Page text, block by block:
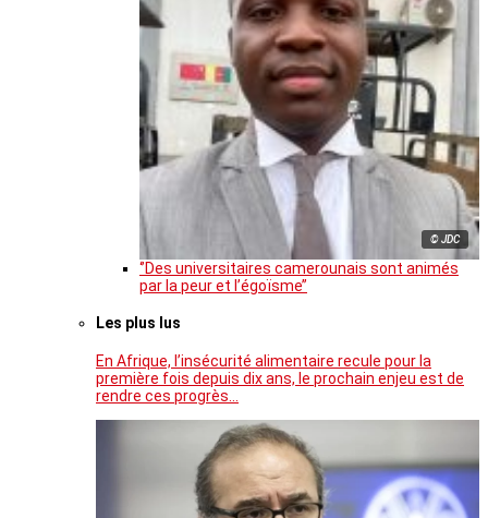
© JDC
‘’Des universitaires camerounais sont animés
par la peur et l’égoïsme’’
Les plus lus
En Afrique, l’insécurité alimentaire recule pour la
première fois depuis dix ans, le prochain enjeu est de
rendre ces progrès…